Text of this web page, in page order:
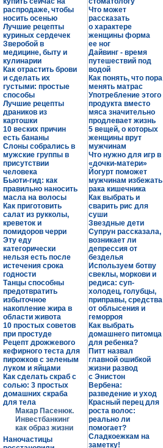
распродаже, чтобы
носить осенью
Лучшие рецепты
куриных сердечек
Зверобой в
медицине, быту и
кулинарии
Как отрастить брови
и сделать их
густыми: простые
способы
Лучшие рецепты
драников из
картошки
10 веских причин
есть бананы
Слоны собрались в
мужские группы в
присутствии
человека
Бьюти-гид: как
правильно наносить
масла на волосы
Как приготовить
салат из рукколы,
креветок и
помидоров черри
Эту еду
категорически
нельзя есть после
истечения срока
годности
Танцы способны
предотвратить
избыточное
накопление жира в
области живота
10 простых советов
при простуде
Рецепт дрожжевого
кефирного теста для
пирожков с зеленым
луком и яйцами
Как сделать скраб с
солью: 3 простых
домашних скраба
для тела
Макар Пасенюк.
Инвестбанкинг
как образ жизни
Наночастицы
Что может
рассказать
о характере
женщины форма
ее ног
Дайвинг - время
путешествий под
водой
Как понять, что пора
менять матрас
Употребление этого
продукта вместо
мяса значительно
продлевает жизнь
5 вещей, о которых
женщины врут
мужчинам
Что нужно для игр в
«дочки-матери»
Йогурт поможет
мужчинам избежать
рака кишечника
Как выбрать и
сварить рис для
суши
Звездные дети
Супрун рассказала,
возникает ли
депрессия от
безделья
Используем ботву
свеклы, моркови и
редиса: суп-
холодец, голубцы,
приправы, средства
от облысения и
геморроя
Как выбрать
домашнего питомца
для ребенка?
Питт назвал
главной ошибкой
жизни развод
с Энистон
Вербена:
разведение и уход
Красный перец для
роста волос:
реально ли
помогает?
Сладкоежкам на
заметку!